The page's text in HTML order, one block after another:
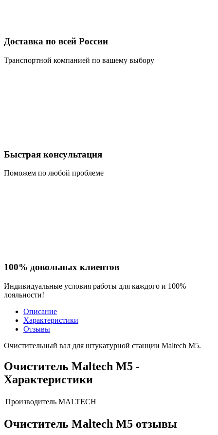
Доставка по всей России
Транспортной компанией по вашему выбору
Быстрая консультация
Поможем по любой проблеме
100% довольных клиентов
Индивидуальные условия работы для каждого и 100%
лояльности!
Описание
Характеристики
Отзывы
Очистительный вал для штукатурной станции Maltech M5.
Очиститель Maltech М5 -
Характеристики
Производитель MALTECH
Очиститель Maltech М5 отзывы